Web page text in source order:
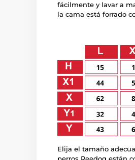
fácilmente y lavar a
la cama está forrado
Elija el tamaño